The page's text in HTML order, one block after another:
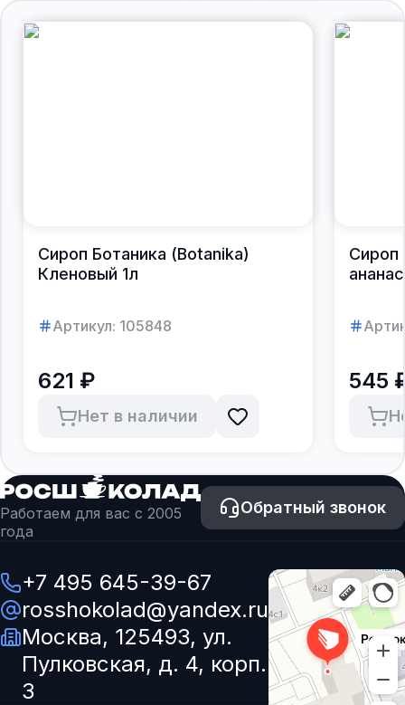
Сироп Ботаника (Botanika)
Кленовый 1л
Артикул: 105848
621 ₽
Нет в наличии
Сироп
545
Работаем для вас с 2005
года
Обратный звонок
+7 495 645-39-67
rosshokolad@yandex.ru
Москва, 125493, ул.
Пулковская, д. 4, корп.
3